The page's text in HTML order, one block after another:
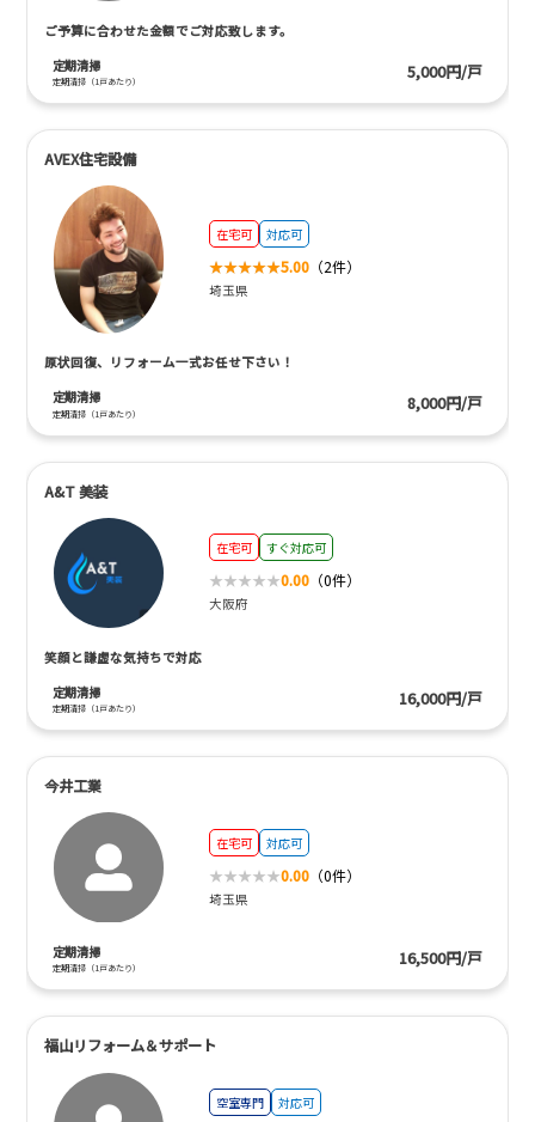
ご予算に合わせた金額でご対応致します。
定期清掃
定期清掃（1戸あたり） 5,000円/戸
AVEX住宅設備
在宅可 対応可
5.00 （2件）
埼玉県
原状回復、リフォーム一式お任せ下さい！
定期清掃
定期清掃（1戸あたり） 8,000円/戸
A&T 美装
在宅可 すぐ対応可
0.00 （0件）
大阪府
笑顔と謙虚な気持ちで対応
定期清掃
定期清掃（1戸あたり） 16,000円/戸
今井工業
在宅可 対応可
0.00 （0件）
埼玉県
定期清掃
定期清掃（1戸あたり） 16,500円/戸
福山リフォーム＆サポート
空室専門 対応可